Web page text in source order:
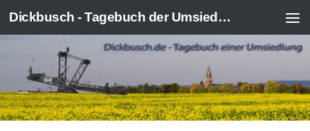
Zum Inhalt springen Dickbusch - Tagebuch der Umsiedlung von Kerpen-Manheim